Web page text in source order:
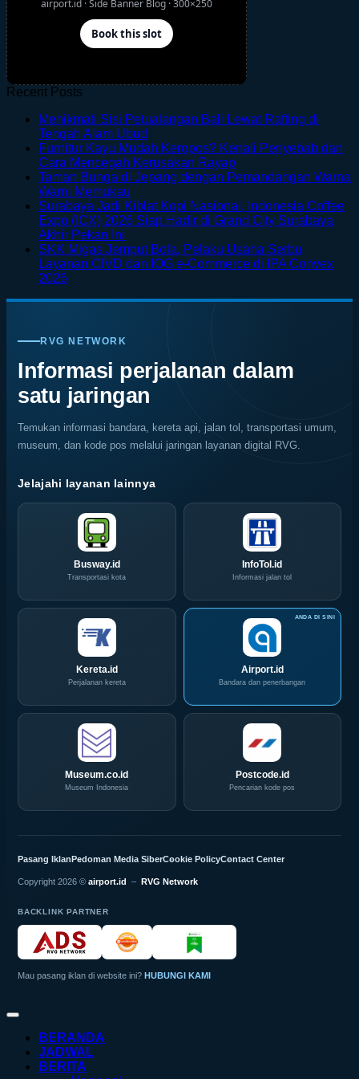
Recent Posts
Menikmati Sisi Petualangan Bali Lewat Rafting di
Tengah Alam Ubud
Comments
on
Menikmati
Petualangan
Bali
Rafting
di
Ubud
Furnitur Kayu Mudah Keropos? Kenali Penyebab dan
Cara Mencegah Kerusakan RayapNo
Comments
Furnitur
Kayu
Keropos?
Kenali
Cara
Taman Bunga di Jepang dengan Pemandangan Warna
Warni Memukau
Comments
on
Bunga
di
Pemandangan
Surabaya Jadi Kiblat Kopi Nasional, Indonesia Coffee
Expo (ICX) 2026 Siap Hadir di Grand City Surabaya
Akhir Pekan Ini
Comments
on
Kiblat
Nasional,
Indonesia
Coffee
Expo
(ICX)
2026
Siap
Hadir
di
City
Surabaya
Akhir
SKK Migas Jemput Bola, Pelaku Usaha Serbu
Layanan CIVD dan IOG e-Commerce di IPA Convex
2026No
on
Migas
Jemput
Bola,
Pelaku
Usaha
Serbu
Layanan
CIVD
dan
e-
Commerce
di
IPA
Convex
2026
RVG NETWORK
Informasi perjalanan dalam
satu jaringan
Temukan informasi bandara, kereta api, jalan tol, transportasi umum,
museum, dan kode pos melalui jaringan layanan digital RVG.
Jelajahi layanan lainnya
Busway.id
Transportasi kota
InfoTol.id
Informasi jalan tol
Kereta.id
Perjalanan kereta
Airport.id
Bandara dan penerbangan
Museum.co.id
Museum Indonesia
Postcode.id
Pencarian kode pos
Pasang IklanPedoman Media SiberCookie PolicyContact Center
Copyright 2026 © airport.id – RVG Network
BACKLINK PARTNER
Mau pasang iklan di website ini? HUBUNGI KAMI
BERANDA
JADWAL
BERITA